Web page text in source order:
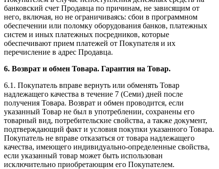
банковский счет Продавца по причинам, не зависящим от
него, включая, но не ограничиваясь: сбои в программном
обеспечении или поломку оборудования банков, платежных
систем и иных платежных посредников, которые
обеспечивают прием платежей от Покупателя и их
перечисление в адрес Продавца.
6. Возврат и обмен Товара. Гарантия на Товар.
6.1. Покупатель вправе вернуть или обменять Товар
надлежащего качества в течение 7 (Семи) дней после
получения Товара. Возврат и обмен проводится, если
указанный Товар не был в употреблении, сохранены его
товарный вид, потребительские свойства, а также документ,
подтверждающий факт и условия покупки указанного Товара.
Покупатель не вправе отказаться от товара надлежащего
качества, имеющего индивидуально-определенные свойства,
если указанный товар может быть использован
исключительно приобретающим его Покупателем.